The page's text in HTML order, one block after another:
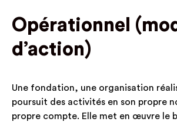
Opérationnel
d’action)
Une fondation, une organisation
poursuit des activités en son propre
propre compte. Elle met en œuvre le